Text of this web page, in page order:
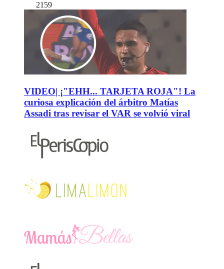
2159
VIDEO| ¡"EHH... TARJETA ROJA"! La
curiosa explicación del árbitro Matías
Assadi tras revisar el VAR se volvió viral